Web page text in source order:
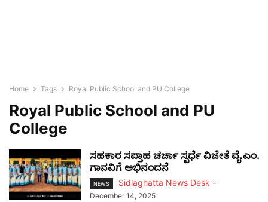
Home Tags Royal Public School and PU College
Royal Public School and PU
College
ಸಹಕಾರ ಸಪ್ತಾಹ ಚರ್ಚಾ ಸ್ಪರ್ಧೆ ವಿಜೇತೆ ವೈ.ಎಂ.
ಗಾನವಿಗೆ ಅಭಿನಂದನೆ
NEWS Sidlaghatta News Desk -
December 14, 2025